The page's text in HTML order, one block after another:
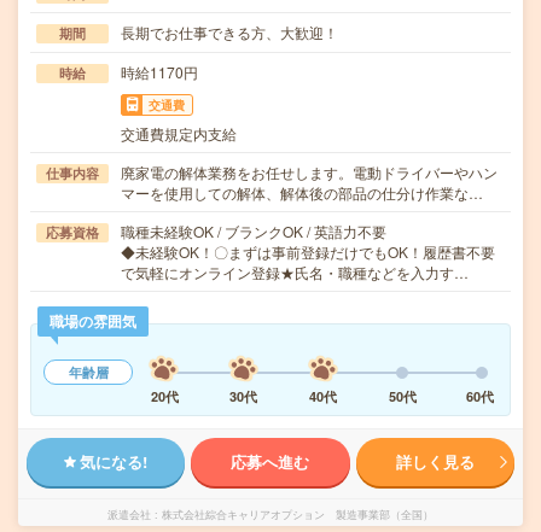
期間 長期でお仕事できる方、大歓迎！
時給 時給1170円
交通費
交通費規定内支給
仕事内容
廃家電の解体業務をお任せします。電動ドライバーやハン
マーを使用しての解体、解体後の部品の仕分け作業な…
応募資格
職種未経験OK / ブランクOK / 英語力不要
◆未経験OK！〇まずは事前登録だけでもOK！履歴書不要
で気軽にオンライン登録★氏名・職種などを入力す…
職場の雰囲気
年齢層
20代
30代 40代 50代 60代
気になる! 応募へ進む 詳しく見る
派遣会社 株式会社綜合キャリアオプション 製造事業部（全国）